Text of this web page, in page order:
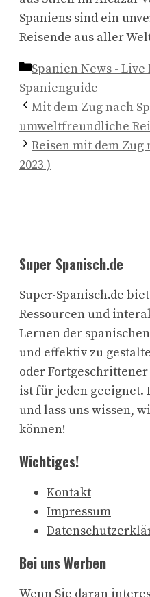
Spaniens sind ein
Reisende aus aller
Kategorien
Spanien News -
Spanienguide
Mit dem Zug nach
umweltfreundliche
Reisen mit dem Zug
2023 )
Super Spanisch.de
Super-Spanisch.de
Ressourcen und
Lernen der
und effektiv zu
oder
ist für jeden geeignet.
und lass uns wissen,
können!
Wichtiges!
Kontakt
Impressum
Bei uns Werben